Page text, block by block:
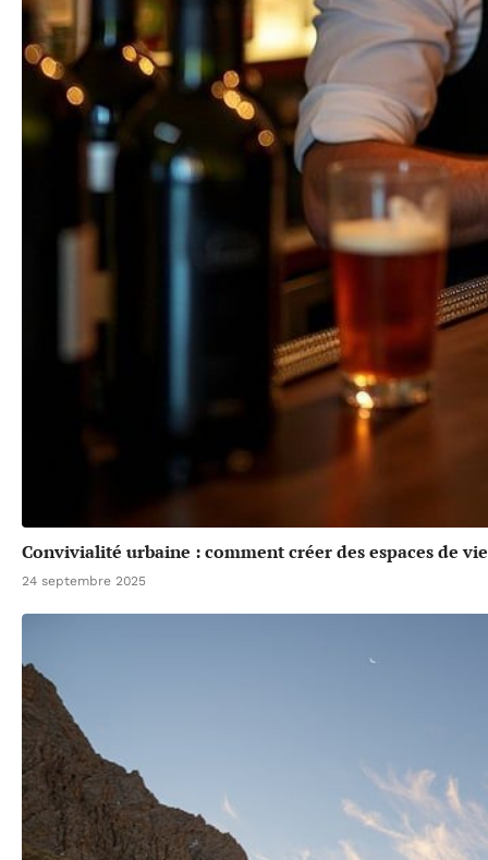
Convivialité urbaine : comment créer des espaces de
24 septembre 2025